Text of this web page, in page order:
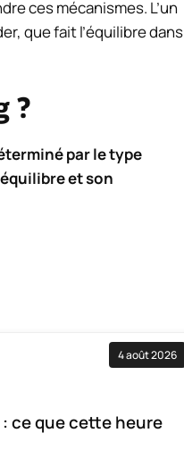
ces mécanismes. L’un
que fait l’équilibre dans
?
par le type
et son
4 août 2026
ce que cette heure